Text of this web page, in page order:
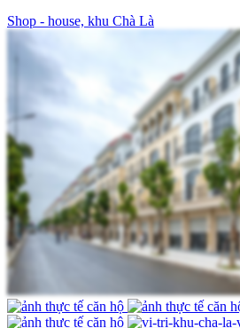
Shop - house, khu Chà Là